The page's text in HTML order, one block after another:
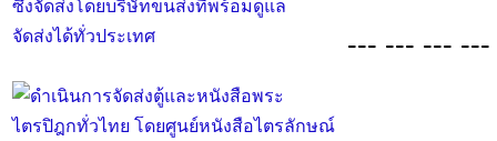
ซึ่งจัดส่งโดยบริษัทขนส่งที่พร้อมดูแล
จัดส่งได้ทั่วประเทศ
--- --- ---